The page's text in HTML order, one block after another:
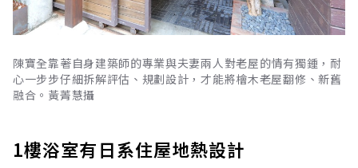
陳寶全靠著自身建築師的專業與夫妻兩人對老屋的情有獨鍾，耐
心一步步仔細拆解評估、規劃設計，才能將檜木老屋翻修、新舊
融合。黃菁慧攝
1樓浴室有日系住屋地熱設計